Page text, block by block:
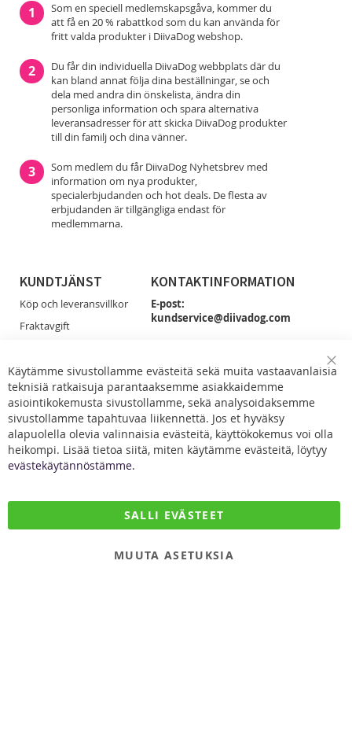
1
Som en speciell medlemskapsgåva, kommer du
att få en 20 % rabattkod som du kan använda för
fritt valda produkter i DiivaDog webshop.
2
Du får din individuella DiivaDog webbplats där du
kan bland annat följa dina beställningar, se och
dela med andra din önskelista, ändra din
personliga information och spara alternativa
leveransadresser för att skicka DiivaDog produkter
till din familj och dina vänner.
3
Som medlem du får DiivaDog Nyhetsbrev med
information om nya produkter,
specialerbjudanden och hot deals. De flesta av
erbjudanden är tillgängliga endast för
medlemmarna.
KUNDTJÄNST
Köp och leveransvillkor
Fraktavgift
Dataskydd
Kontakta oss
KONTAKTINFORMATION
E-post:
kundservice@diivadog.com
Facebook
DiivaDog & Co.
Kirjurintie 16
Finland
Käytämme sivustollamme evästeitä sekä muita vastaavanlaisia
teknisiä ratkaisuja parantaaksemme asiakkaidemme
asiointikokemusta sivustollamme, sekä analysoidaksemme
sivustollamme tapahtuvaa liikennettä. Jos et hyväksy
alapuolella olevia valinnaisia evästeitä, käyttökokemus voi olla
heikompi. Lisää tietoa siitä, miten käytämme evästeitä, löytyy
evästekäytännöstämme.
SALLI EVÄSTEET
MUUTA ASETUKSIA